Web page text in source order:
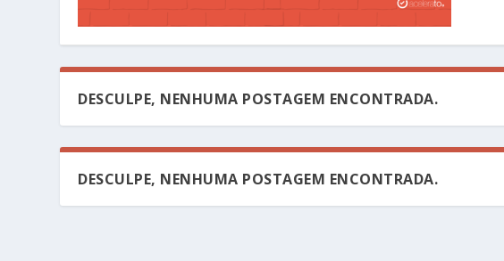
DESCULPE, NENHUMA POSTAGEM ENCONTRADA.
DESCULPE, NENHUMA POSTAGEM ENCONTRADA.